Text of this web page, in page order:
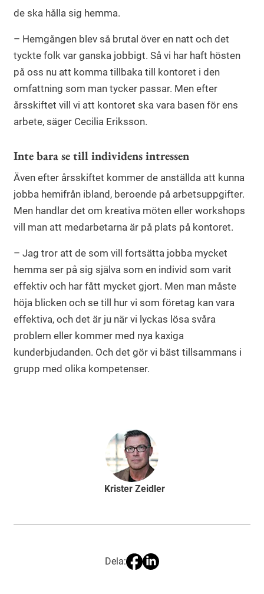
de ska hålla sig hemma.
– Hemgången blev så brutal över en natt och det
tyckte folk var ganska jobbigt. Så vi har haft hösten
på oss nu att komma tillbaka till kontoret i den
omfattning som man tycker passar. Men efter
årsskiftet vill vi att kontoret ska vara basen för ens
arbete, säger Cecilia Eriksson.
Inte bara se till individens intressen
Även efter årsskiftet kommer de anställda att kunna
jobba hemifrån ibland, beroende på arbetsuppgifter.
Men handlar det om kreativa möten eller workshops
vill man att medarbetarna är på plats på kontoret.
– Jag tror att de som vill fortsätta jobba mycket
hemma ser på sig själva som en individ som varit
effektiv och har fått mycket gjort. Men man måste
höja blicken och se till hur vi som företag kan vara
effektiva, och det är ju när vi lyckas lösa svåra
problem eller kommer med nya kaxiga
kunderbjudanden. Och det gör vi bäst tillsammans i
grupp med olika kompetenser.
Krister Zeidler
Dela: